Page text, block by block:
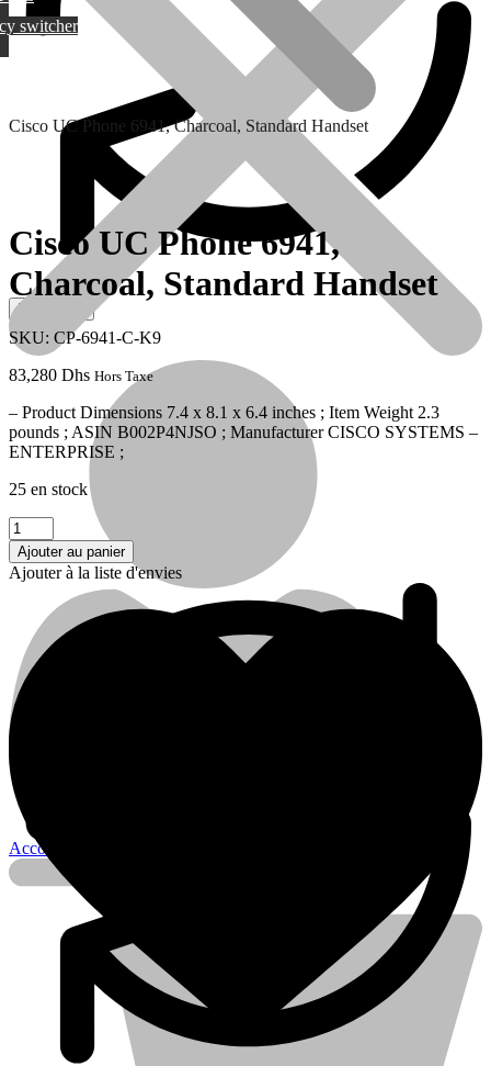
Qui sommes-nous?
switcher
Account
Cisco UC Phone 6941, Charcoal, Standard Handset
Cisco UC Phone 6941,
Charcoal, Standard Handset
SKU: CP-6941-C-K9
83,280 Dhs Hors Taxe
– Product Dimensions 7.4 x 8.1 x 6.4 inches ; Item Weight 2.3
pounds ; ASIN B002P4NJSO ; Manufacturer CISCO SYSTEMS –
ENTERPRISE ;
25 en stock
quantité
de
Cisco
UC
6941,
Charcoal,
Standard
Handset
Ajouter au panier
Ajouter à la liste d'envies